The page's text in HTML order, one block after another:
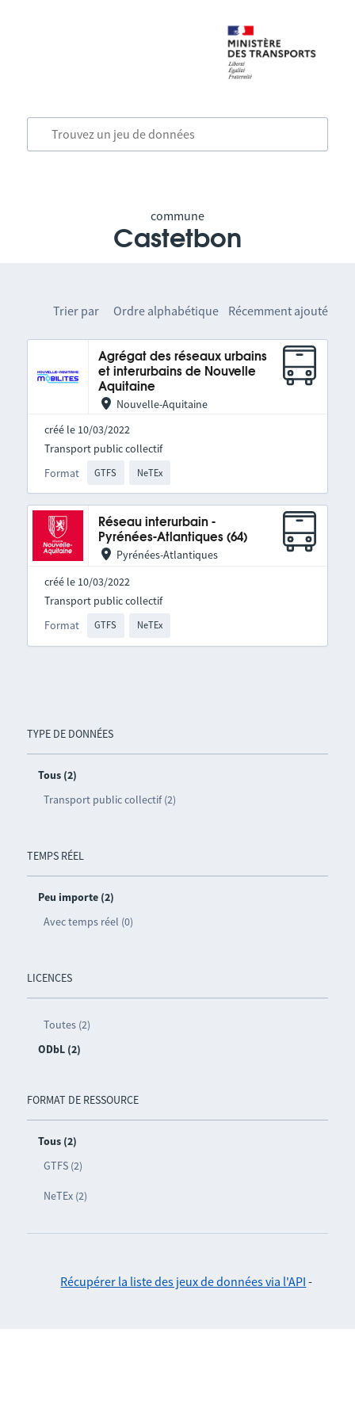
commune
Castetbon
TYPE DE DONNÉES
Tous (2)
Transport public collectif (2)
TEMPS RÉEL
Peu importe (2)
Avec temps réel (0)
LICENCES
Toutes (2)
ODbL (2)
FORMAT DE RESSOURCE
Tous (2)
GTFS (2)
NeTEx (2)
Trier par Ordre alphabétique Récemment ajouté
Agrégat des réseaux urbains
et interurbains de Nouvelle
Aquitaine
Nouvelle-Aquitaine
créé le 10/03/2022
Format GTFS NeTEx
Transport public collectif
Réseau interurbain -
Pyrénées-Atlantiques (64)
Pyrénées-Atlantiques
créé le 10/03/2022
Format GTFS NeTEx
Transport public collectif
Récupérer la liste des jeux de données via l'API -